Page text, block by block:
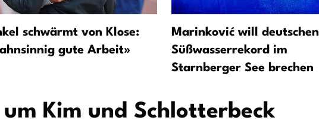
schwärmt von Klose:
gute Arbeit»
Marinković will deutschen
Süßwasserrekord im
Starnberger See brechen
Kim und Schlotterbeck